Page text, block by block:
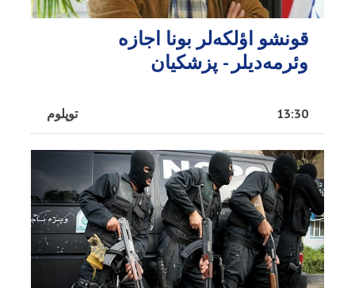
قونشو اؤلکه‌لر بونا اجازه
وئرمه‌دیلر - پزشکیان
توپلوم 13:30